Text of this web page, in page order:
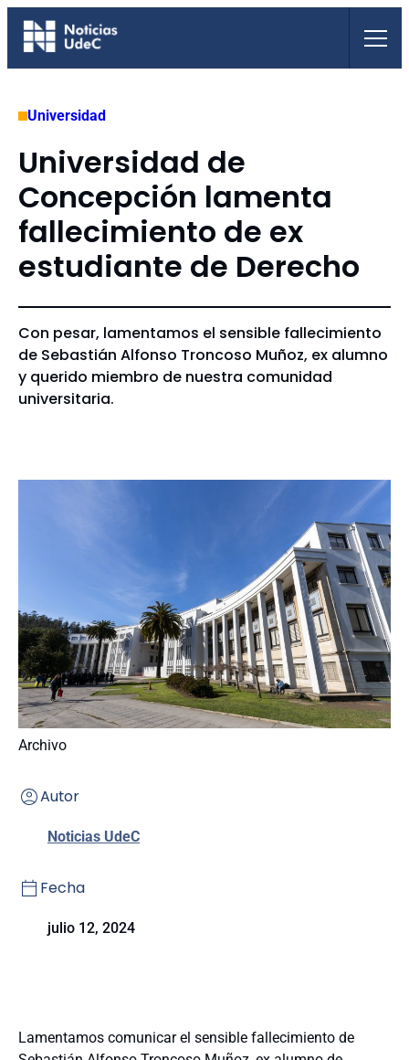
Saltar
Universidad
Universidad de
Concepción lamenta
fallecimiento de ex
estudiante de Derecho
Con pesar, lamentamos el sensible fallecimiento
de Sebastián Alfonso Troncoso Muñoz, ex alumno
y querido miembro de nuestra comunidad
universitaria.
Archivo
Autor
Noticias UdeC
Fecha
julio 12, 2024
Lamentamos comunicar el sensible fallecimiento de